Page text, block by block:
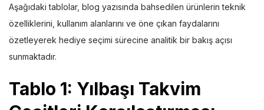
Aşağıdaki tablolar, blog yazısında bahsedilen ürünlerin teknik
özelliklerini, kullanım alanlarını ve öne çıkan faydalarını
özetleyerek hediye seçimi sürecine analitik bir bakış açısı
sunmaktadır.
Tablo 1: Yılbaşı Takvim